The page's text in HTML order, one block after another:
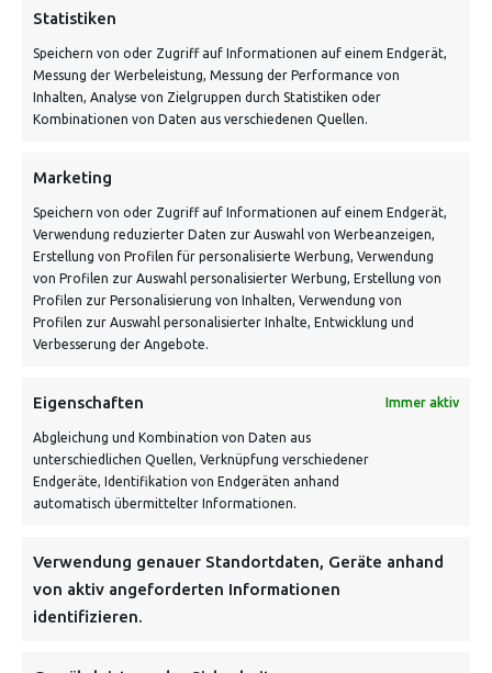
Statistiken
Speichern von oder Zugriff auf Informationen auf einem Endgerät,
Messung der Werbeleistung, Messung der Performance von
Inhalten, Analyse von Zielgruppen durch Statistiken oder
Kombinationen von Daten aus verschiedenen Quellen.
Marketing
Speichern von oder Zugriff auf Informationen auf einem Endgerät,
Verwendung reduzierter Daten zur Auswahl von Werbeanzeigen,
Erstellung von Profilen für personalisierte Werbung, Verwendung
von Profilen zur Auswahl personalisierter Werbung, Erstellung von
Profilen zur Personalisierung von Inhalten, Verwendung von
Profilen zur Auswahl personalisierter Inhalte, Entwicklung und
Verbesserung der Angebote.
Eigenschaften Immer aktiv
Abgleichung und Kombination von Daten aus
unterschiedlichen Quellen, Verknüpfung verschiedener
Endgeräte, Identifikation von Endgeräten anhand
automatisch übermittelter Informationen.
Verwendung genauer Standortdaten, Geräte anhand
von aktiv angeforderten Informationen
identifizieren.
Kontakt: Mo - Fr von 10:00 bis 18:00 Uhr
info@vontiling.de
VERSANDKOSTENHINWEIS:
NEWSLETTER
Danke, deine Registrierung war erfolgreich! Bitte prüfe